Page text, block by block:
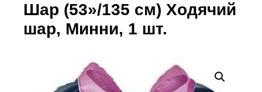
Шар (53»/135 см) Ходячий
шар, Минни, 1 шт.